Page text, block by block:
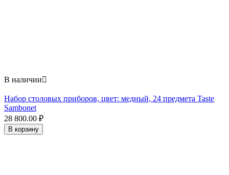
В наличии
Набор столовых приборов, цвет: медный, 24 предмета Taste
Sambonet
28 800.00 ₽
В корзину